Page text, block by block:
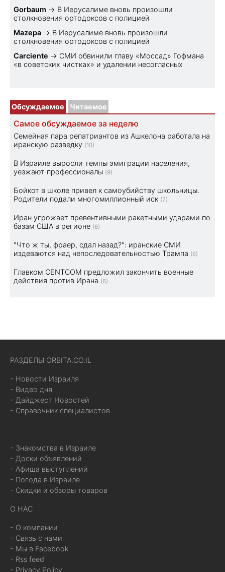
Gorbaum → В Иерусалиме вновь произошли
столкновения ортодоксов с полицией
Mazepa → В Иерусалиме вновь произошли
столкновения ортодоксов с полицией
Carciente → СМИ обвинили главу «Моссад» Гофмана
«в советских чистках» и удалении несогласных
Обсуждаемое Читаемое
Самое обсуждаемое за неделю
Семейная пара репатриантов из Ашкелона работала на
иранскую разведку (10)
В Израиле выросли темпы эмиграции населения,
уезжают профессионалы (9)
Бойкот в школе привел к самоубийству школьницы.
Родители подали многомиллионный иск (7)
Иран угрожает превентивными ракетными ударами по
базам США в регионе (6)
"Что ж ты, фраер, сдал назад?": иранские СМИ
издеваются над непоследовательностью Трампа (6)
Главком CENTCOM предложил закончить военные
действия против Ирана (6)
РАЗДЕЛЫ ORBITA.CO.IL
- Новости Израиля
- Видео дня
- Дайджест Новостей
- Справочник специалистов
- Знакомства в Израиле
- Доски объявлений
- Афиша выступлений
- Погода в Израиле
- Скидки и обзоры товаров
О НАС
- О компании
- Связь с нами
- Мы в Facebook
- Rss feed
- Privacy Policy